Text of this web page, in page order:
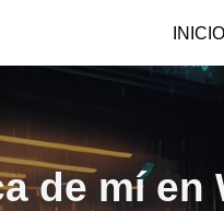
INICIO
de mí en